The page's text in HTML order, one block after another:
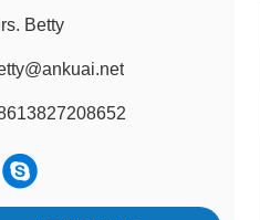
Betty